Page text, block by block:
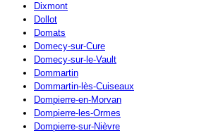
Dixmont
Dollot
Domats
Domecy-sur-Cure
Domecy-sur-le-Vault
Dommartin
Dommartin-lès-Cuiseaux
Dompierre-en-Morvan
Dompierre-les-Ormes
Dompierre-sur-Nièvre